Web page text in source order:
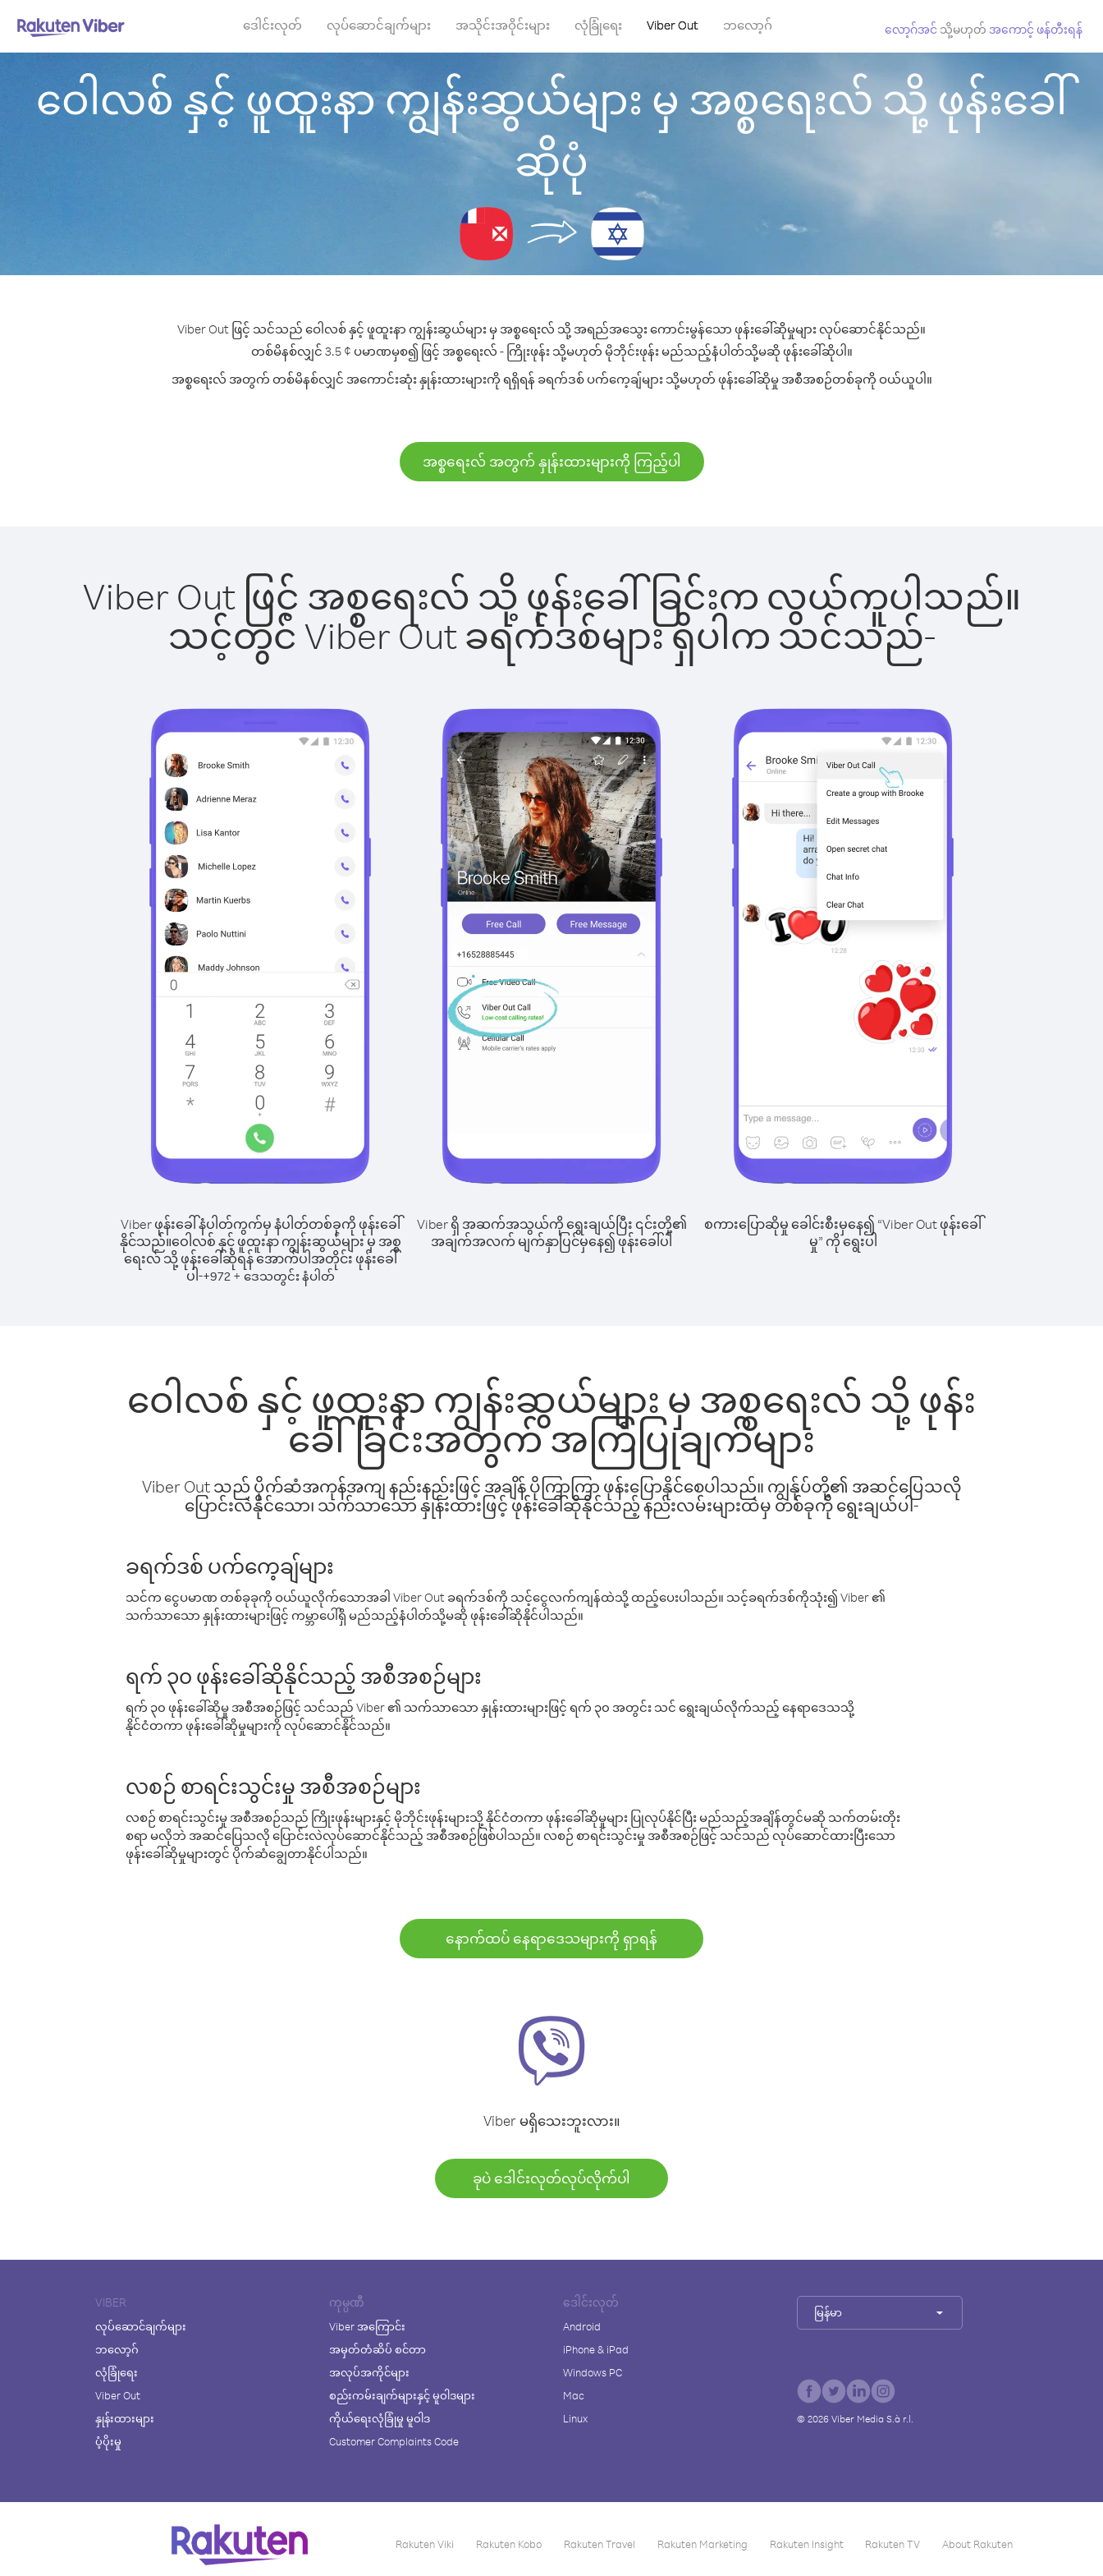
ဒေါင်းလုတ် လုပ်ဆောင်ချက်များ အသိုင်းအဝိုင်းများ လုံခြုံရေး Viber Out ဘလော့ဂ် လော့ဂ်အင် သို့မဟုတ် အကောင့် ဖန်တီးရန်
ဝေါလစ် နှင့် ဖူထူးနာ ကျွန်းဆွယ်များ မှ အစ္စရေးလ် သို့ ဖုန်းခေါ်
ဆိုပုံ
Viber Out ဖြင့် သင်သည် ဝေါလစ် နှင့် ဖူထူးနာ ကျွန်းဆွယ်များ မှ အစ္စရေးလ် သို့ အရည်အသွေး ကောင်းမွန်သော ဖုန်းခေါ်ဆိုမှုများ လုပ်ဆောင်နိုင်သည်။
တစ်မိနစ်လျှင် 3.5 ¢ ပမာဏမှစ၍ ဖြင့် အစ္စရေးလ် - ကြိုးဖုန်း သို့မဟုတ် မိုဘိုင်းဖုန်း မည်သည့်နံပါတ်သို့မဆို ဖုန်းခေါ်ဆိုပါ။
အစ္စရေးလ် အတွက် တစ်မိနစ်လျှင် အကောင်းဆုံး နှုန်းထားများကို ရရှိရန် ခရက်ဒစ် ပက်ကေ့ချ်များ သို့မဟုတ် ဖုန်းခေါ်ဆိုမှု အစီအစဉ်တစ်ခုကို ဝယ်ယူပါ။
အစ္စရေးလ် အတွက် နှုန်းထားများကို ကြည့်ပါ
Viber Out ဖြင့် အစ္စရေးလ် သို့ ဖုန်းခေါ်ခြင်းက လွယ်ကူပါသည်။
သင့်တွင် Viber Out ခရက်ဒစ်များ ရှိပါက သင်သည်-
Viber ဖုန်းခေါ်နံပါတ်ကွက်မှ နံပါတ်တစ်ခုကို ဖုန်းခေါ်
နိုင်သည်။ဝေါလစ် နှင့် ဖူထူးနာ ကျွန်းဆွယ်များ မှ အစ္စ
ရေးလ် သို့ ဖုန်းခေါ်ဆိုရန် အောက်ပါအတိုင်း ဖုန်းခေါ်
ပါ-+972+ ဒေသတွင်း နံပါတ်
Viber ရှိ အဆက်အသွယ်ကို ရွေးချယ်ပြီး ၎င်းတို့၏
အချက်အလက် မျက်နှာပြင်မှနေ၍ ဖုန်းခေါ်ပါ
စကားပြောဆိုမှု ခေါင်းစီးမှနေ၍ “Viber Out ဖုန်းခေါ်
မှု” ကို ရွေးပါ
ဝေါလစ် နှင့် ဖူထူးနာ ကျွန်းဆွယ်များ မှ အစ္စရေးလ် သို့ ဖုန်း
ခေါ်ခြင်းအတွက် အကြံပြုချက်များ
Viber Out သည် ပိုက်ဆံအကုန်အကျ နည်းနည်းဖြင့် အချိန် ပိုကြာကြာ ဖုန်းပြောနိုင်စေပါသည်။ ကျွန်ုပ်တို့၏ အဆင်ပြေသလို
ပြောင်းလဲနိုင်သော၊ သက်သာသော နှုန်းထားဖြင့် ဖုန်းခေါ်ဆိုနိုင်သည့် နည်းလမ်းများထဲမှ တစ်ခုကို ရွေးချယ်ပါ-
ခရက်ဒစ် ပက်ကေ့ချ်များ
သင်က ငွေပမာဏ တစ်ခုခုကို ဝယ်ယူလိုက်သောအခါ Viber Out ခရက်ဒစ်ကို သင့်ငွေလက်ကျန်ထဲသို့ ထည့်ပေးပါသည်။ သင့်ခရက်ဒစ်ကိုသုံး၍ Viber ၏
သက်သာသော နှုန်းထားများဖြင့် ကမ္ဘာပေါ်ရှိ မည်သည့်နံပါတ်သို့မဆို ဖုန်းခေါ်ဆိုနိုင်ပါသည်။
ရက် ၃၀ ဖုန်းခေါ်ဆိုနိုင်သည့် အစီအစဉ်များ
ရက် ၃၀ ဖုန်းခေါ်ဆိုမှု အစီအစဉ်ဖြင့် သင်သည် Viber ၏ သက်သာသော နှုန်းထားများဖြင့် ရက် ၃၀ အတွင်း သင် ရွေးချယ်လိုက်သည့် နေရာဒေသသို့
နိုင်ငံတကာ ဖုန်းခေါ်ဆိုမှုများကို လုပ်ဆောင်နိုင်သည်။
လစဉ် စာရင်းသွင်းမှု အစီအစဉ်များ
လစဉ် စာရင်းသွင်းမှု အစီအစဉ်သည် ကြိုးဖုန်းများနှင့် မိုဘိုင်းဖုန်းများသို့ နိုင်ငံတကာ ဖုန်းခေါ်ဆိုမှုများ ပြုလုပ်နိုင်ပြီး မည်သည့်အချိန်တွင်မဆို သက်တမ်းတိုး
စရာ မလိုဘဲ အဆင်ပြေသလို ပြောင်းလဲလုပ်ဆောင်နိုင်သည့် အစီအစဉ်ဖြစ်ပါသည်။ လစဉ် စာရင်းသွင်းမှု အစီအစဉ်ဖြင့် သင်သည် လုပ်ဆောင်ထားပြီးသော
ဖုန်းခေါ်ဆိုမှုများတွင် ပိုက်ဆံချွေတာနိုင်ပါသည်။
နောက်ထပ် နေရာဒေသများကို ရှာရန်
Viber မရှိသေးဘူးလား။
ခုပဲ ဒေါင်းလုတ်လုပ်လိုက်ပါ
VIBER
လုပ်ဆောင်ချက်များ
ဘလော့ဂ်
လုံခြုံရေး
Viber Out
နှုန်းထားများ
ပံ့ပိုးမှု
ကုမ္ပဏီ
Viber အကြောင်း
အမှတ်တံဆိပ် စင်တာ
အလုပ်အကိုင်များ
စည်းကမ်းချက်များနှင့် မူဝါဒများ
ကိုယ်ရေးလုံခြုံမှု မူဝါဒ
Customer Complaints Code
ဒေါင်းလုတ်
Android
iPhone & iPad
Windows PC
Mac
Linux
မြန်မာ
© 2026 Viber Media S.à r.l.
Rakuten Viki Rakuten Kobo Rakuten Travel Rakuten Marketing Rakuten Insight Rakuten TV About Rakuten